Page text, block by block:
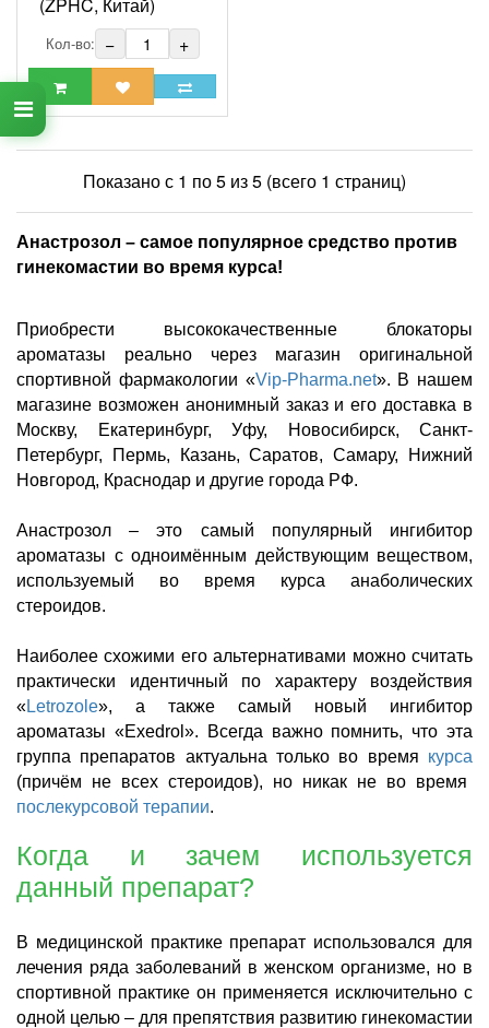
Кол-во: − +
Показано с 1 по 5 из 5 (всего 1 страниц)
Анастрозол – самое популярное средство против
гинекомастии во время курса!
Приобрести высококачественные блокаторы
ароматазы реально через магазин оригинальной
спортивной фармакологии «Vip-Pharma.net». В нашем
магазине возможен анонимный заказ и его доставка в
Москву, Екатеринбург, Уфу, Новосибирск, Санкт-
Петербург, Пермь, Казань, Саратов, Самару, Нижний
Новгород, Краснодар и другие города РФ.
Анастрозол – это самый популярный ингибитор
ароматазы с одноимённым действующим веществом,
используемый во время курса анаболических
стероидов.
Наиболее схожими его альтернативами можно считать
практически идентичный по характеру воздействия
«Letrozole», а также самый новый ингибитор
ароматазы «Exedrol ». Всегда важно помнить, что эта
группа препаратов актуальна только во время курса
(причём не всех стероидов), но никак не во время
послекурсовой терапии.
Когда и зачем используется
данный препарат?
В медицинской практике препарат использовался для
лечения ряда заболеваний в женском организме, но в
спортивной практике он применяется исключительно с
одной целью – для препятствия развитию гинекомастии